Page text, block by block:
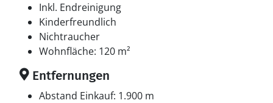
Inkl. Endreinigung
Kinderfreundlich
Nichtraucher
Wohnfläche: 120 m²
Entfernungen
Abstand Einkauf: 1.900 m